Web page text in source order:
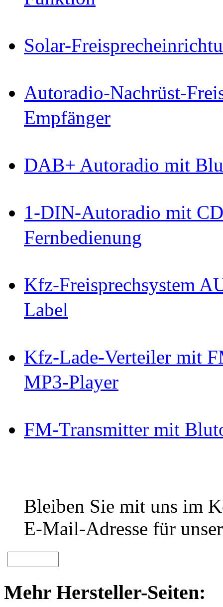
Solar-
Autoradio-Nachrüst-
Empfänger
DAB+ Autoradio mit
1-DIN-Autoradio mit
Fernbedienung
Kfz-Freisprechsystem
Label
Kfz-Lade-Verteiler mit
MP3-Player
FM-Transmitter mit
Bleiben Sie mit uns im
E-Mail-Adresse für
Mehr Hersteller-Seiten: